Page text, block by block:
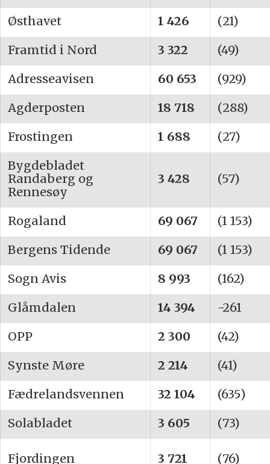
Østhavet
1 426
(21)
Framtid i Nord
3 322
(49)
Adresseavisen
60 653
(929)
Agderposten
18 718
(288)
Frostingen
1 688
(27)
Bygdebladet
Randaberg og
Rennesøy
3 428 (57)
Rogaland 69 067
(1 153)
Bergens Tidende
69 067
(1 153)
Sogn Avis
8 993
(162)
Glåmdalen
14 394
-261
OPP
2 300
(42)
Synste Møre
2 214
(41)
Fædrelandsvennen
32 104
(635)
Solabladet
3 605 (73)
Fjordingen 3 721 (76)